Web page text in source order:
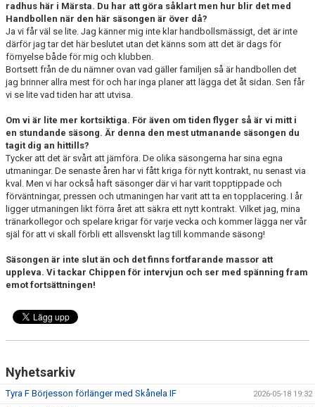
radhus här i Märsta. Du har att göra såklart men hur blir det med
Handbollen när den här säsongen är över då?
Ja vi får väl se lite. Jag känner mig inte klar handbollsmässigt, det är inte
därför jag tar det här beslutet utan det känns som att det är dags för
förnyelse både för mig och klubben.
Bortsett från de du nämner ovan vad gäller familjen så är handbollen det
jag brinner allra mest för och har inga planer att lägga det åt sidan. Sen får
vi se lite vad tiden har att utvisa.
Om vi är lite mer kortsiktiga. För även om tiden flyger så är vi mitt i
en stundande säsong. Är denna den mest utmanande säsongen du
tagit dig an hittills?
Tycker att det är svårt att jämföra. De olika säsongerna har sina egna
utmaningar. De senaste åren har vi fått kriga för nytt kontrakt, nu senast via
kval. Men vi har också haft säsonger där vi har varit topptippade och
förväntningar, pressen och utmaningen har varit att ta en topplacering. I år
ligger utmaningen likt förra året att säkra ett nytt kontrakt. Vilket jag, mina
tränarkollegor och spelare krigar för varje vecka och kommer lägga ner vår
själ för att vi skall förbli ett allsvenskt lag till kommande säsong!
Säsongen är inte slut än och det finns fortfarande massor att
uppleva. Vi tackar Chippen för intervjun och ser med spänning fram
emot fortsättningen!
Nyhetsarkiv
Tyra F Börjesson förlänger med Skånela IF 2026-05-18 19:32